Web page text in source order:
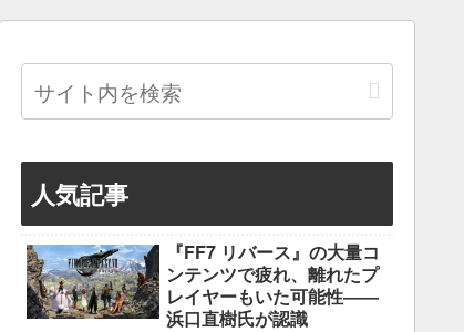
満
人気記事
『FF7 リバース』の大量コ
ンテンツで疲れ、離れたプ
レイヤーもいた可能性――
浜口直樹氏が認識